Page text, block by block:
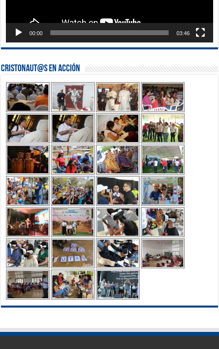
00:00 03:46
Cristonaut@s en Acción